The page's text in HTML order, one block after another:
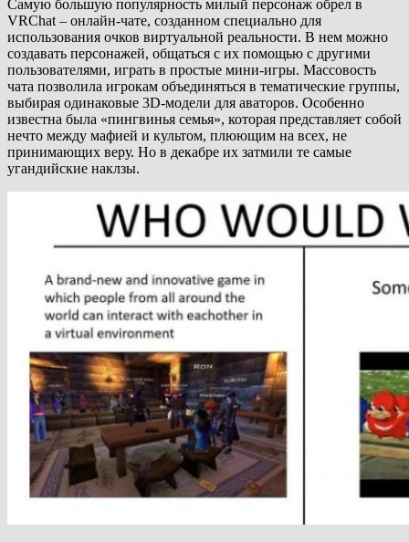
Самую большую популярность милый персонаж обрел в
VRChat – онлайн-чате, созданном специально для
использования очков виртуальной реальности. В нем можно
создавать персонажей, общаться с их помощью с другими
пользователями, играть в простые мини-игры. Массовость
чата позволила игрокам объединяться в тематические группы,
выбирая одинаковые 3D-модели для аваторов. Особенно
известна была «пингвинья семья», которая представляет собой
нечто между мафией и культом, плюющим на всех, не
принимающих веру. Но в декабре их затмили те самые
угандийские наклзы.